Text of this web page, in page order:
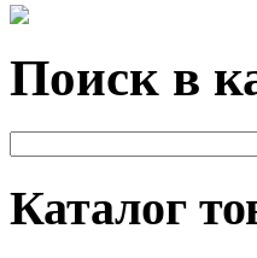
Поиск в
Каталог